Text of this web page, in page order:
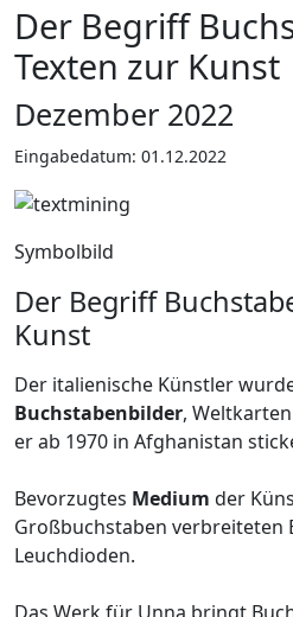
Der Begriff
Texten zur Kunst
Dezember 2022
Eingabedatum: 01.12.2022
Symbolbild
Der Begriff
Kunst
Der italienische Künstler
Buchstabenbilder,
er ab 1970 in Afghanistan
Bevorzugtes Medium der
Großbuchstaben verbreiteten
Leuchdioden.